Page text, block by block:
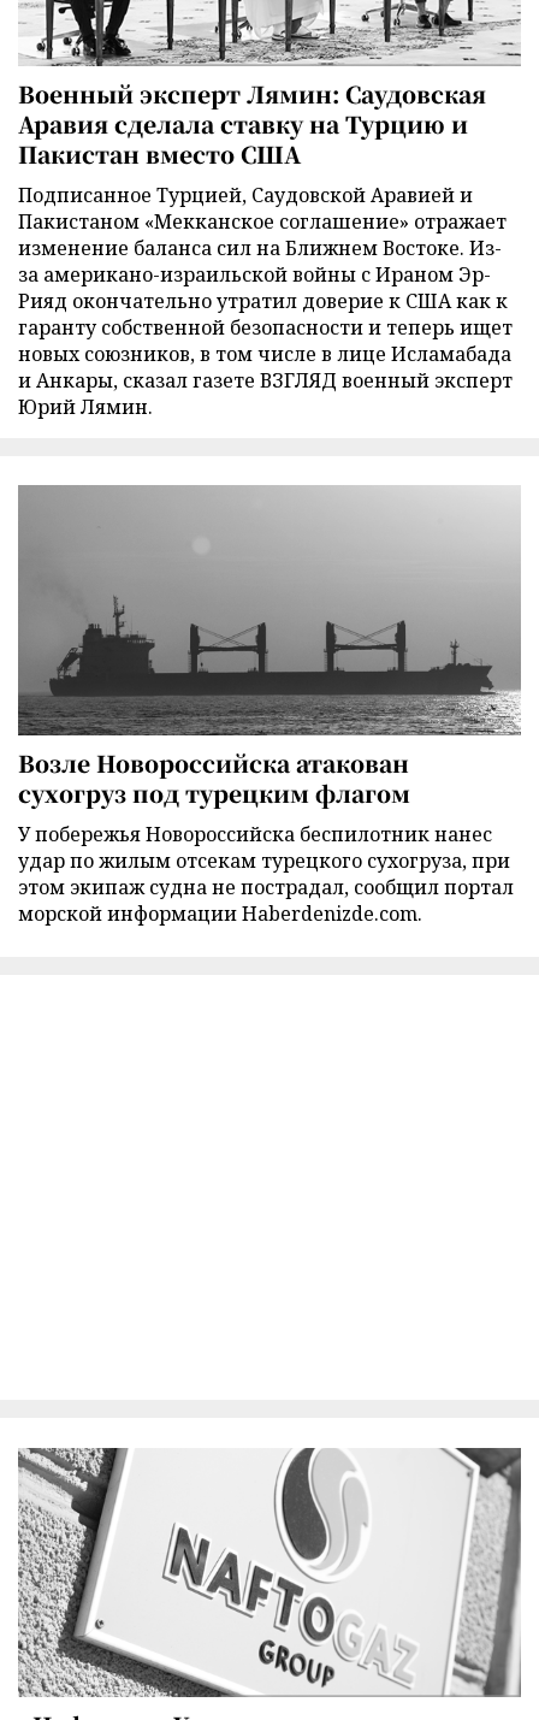
Военный эксперт Лямин: Саудовская
Аравия сделала ставку на Турцию и
Пакистан вместо США
Подписанное Турцией, Саудовской Аравией и
Пакистаном «Мекканское соглашение» отражает
изменение баланса сил на Ближнем Востоке. Из-
за американо-израильской войны с Ираном Эр-
Рияд окончательно утратил доверие к США как к
гаранту собственной безопасности и теперь ищет
новых союзников, в том числе в лице Исламабада
и Анкары, сказал газете ВЗГЛЯД военный эксперт
Юрий Лямин.
Возле Новороссийска атакован
сухогруз под турецким флагом
У побережья Новороссийска беспилотник нанес
удар по жилым отсекам турецкого сухогруза, при
этом экипаж судна не пострадал, сообщил портал
морской информации Haberdenizde.com.